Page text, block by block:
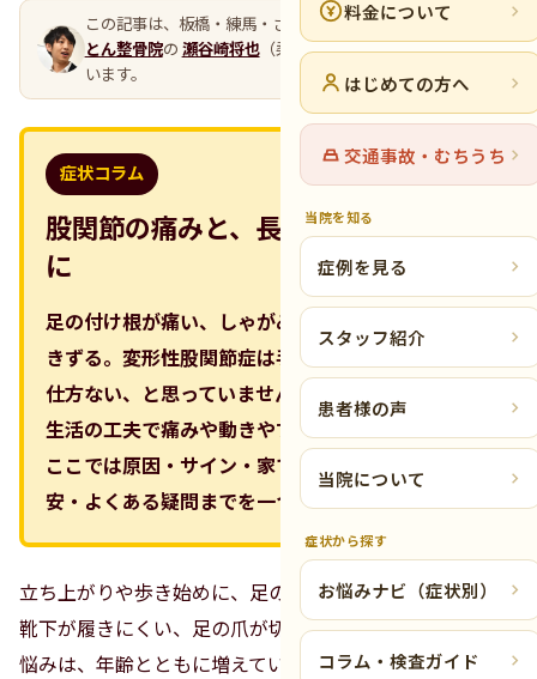
料金について
はじめての方へ
交通事故・むちうち
当院を知る
症例を見る
スタッフ紹介
患者様の声
当院について
症状から探す
お悩みナビ（症状別）
コラム・検査ガイド
この記事は、板橋・練馬・さいたまの整骨院グループ
とん整骨院の 瀬谷崎将也（柔道整復師・代表）が執筆して
います。
症状コラム
股関節の痛みと、長く付き合うため
に
足の付け根が痛い、しゃがみにくい、歩くと足を引
きずる。変形性股関節症は手術しかない、歳だから
仕方ない、と思っていませんか。多くはまず運動と
生活の工夫で痛みや動きやすさを整えていけます。
ここでは原因・サイン・家でできること・受診の目
安・よくある疑問までを一つずつ見ていきます。
立ち上がりや歩き始めに、足の付け根（鼠径部）が痛む。
靴下が履きにくい、足の爪が切りにくい。そんな股関節の
悩みは、年齢とともに増えていきます。まずは「どんな状